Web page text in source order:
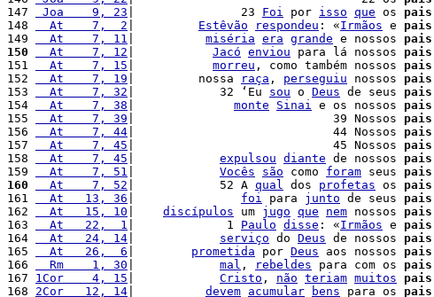
147
Joa    9, 23 |               23 Foi por isso que os pais
148
  At    7,  2
Estêvão respondeu : «Irmãos e pais
149
  At    7, 11
miséria era grande e nossos pais
150
  At    7, 12
Jacó enviou para lá nossos pais
151
  At    7, 15
morreu , como também nossos pais
152
  At    7, 19
|         nossa raça , perseguiu nossos pais
153
  At    7, 32
|            32 ‘Eu sou o Deus de seus pais
154
  At    7, 38
monte Sinai e os nossos pais
155
  At    7, 39
|                            39 Nossos pais
156
  At    7, 44
|                            44 Nossos pais
157
  At    7, 45
|                            45 Nossos pais
158
  At    7, 45
expulsou diante de nossos pais
159
  At    7, 51
Vocês são como foram seus pais
160
  At    7, 52
|            52 A qual dos profetas os pais
161
  At   13, 36
foi para junto de seus pais
162
  At   15, 10
discípulos um jugo que nem nossos pais
163
  At   22,  1
|             1 Paulo disse : «Irmãos e pais
164
  At   24, 14
serviço do Deus de nossos pais
165
  At   26,  6
prometida por Deus aos nossos pais
166
  Rm    1, 30
mal , rebeldes para com os pais
167 1Cor    4, 15 Cristo , não teriam muitos pais
168 2Cor   12, 14 devem acumular bens para os pais